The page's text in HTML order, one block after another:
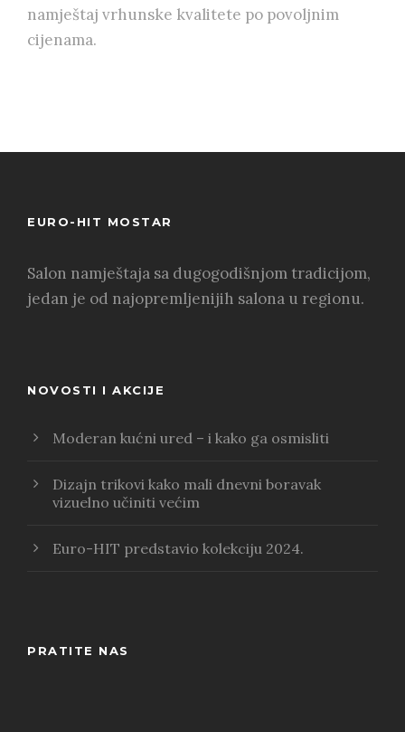
namještaj vrhunske kvalitete po povoljnim
cijenama.
EURO-HIT MOSTAR
Salon namještaja sa dugogodišnjom tradicijom,
jedan je od najopremljenijih salona u regionu.
NOVOSTI I AKCIJE
Moderan kućni ured – i kako ga osmisliti
Dizajn trikovi kako mali dnevni boravak
vizuelno učiniti većim
Euro-HIT predstavio kolekciju 2024.
PRATITE NAS